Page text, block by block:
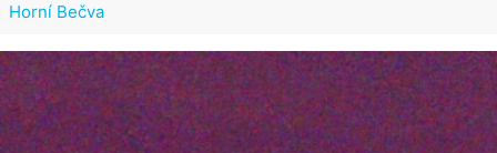
Horní Bečva